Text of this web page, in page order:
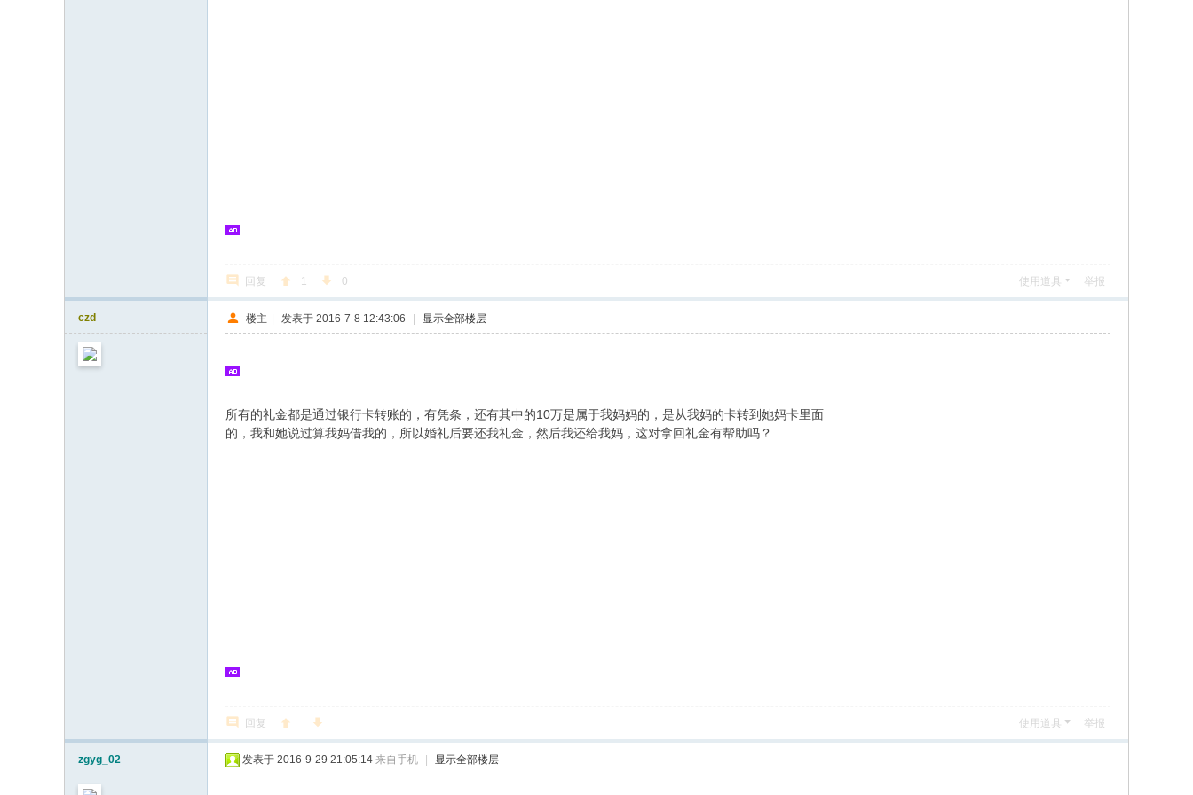
回复 1 0 使用道具 举报
czd 楼主 | 发表于 2016-7-8 12:43:06 | 显示全部楼层
所有的礼金都是通过银行卡转账的，有凭条，还有其中的10万是属于我妈妈的，是从我妈的卡转到她妈卡里面
的，我和她说过算我妈借我的，所以婚礼后要还我礼金，然后我还给我妈，这对拿回礼金有帮助吗？
回复 使用道具 举报
zgyg_02 发表于 2016-9-29 21:05:14 来自手机 显示全部楼层